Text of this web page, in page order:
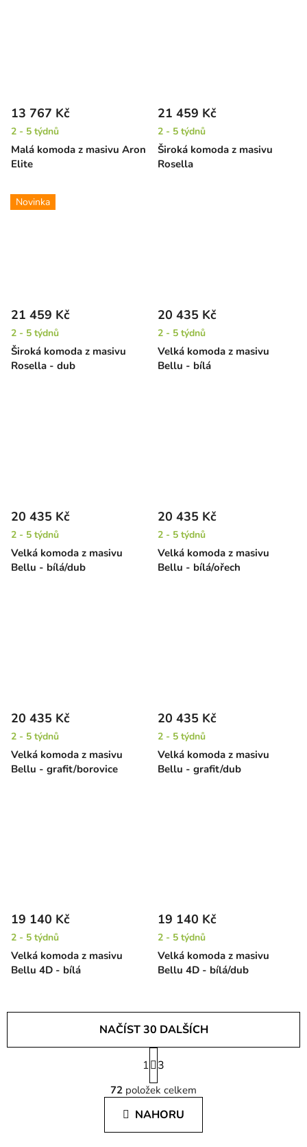
Malá komoda z masivu Aron
Elite
13 767 Kč
2 - 5 týdnů
Široká komoda z masivu
Rosella
21 459 Kč
2 - 5 týdnů
Novinka
Široká komoda z masivu
Rosella - dub
21 459 Kč
2 - 5 týdnů
Velká komoda z masivu
Bellu - bílá
20 435 Kč
2 - 5 týdnů
Velká komoda z masivu
Bellu - bílá/dub
20 435 Kč
2 - 5 týdnů
Velká komoda z masivu
Bellu - bílá/ořech
20 435 Kč
2 - 5 týdnů
Velká komoda z masivu
Bellu - grafit/borovice
20 435 Kč
2 - 5 týdnů
Velká komoda z masivu
Bellu - grafit/dub
20 435 Kč
2 - 5 týdnů
Velká komoda z masivu
Bellu 4D - bílá
19 140 Kč
2 - 5 týdnů
Velká komoda z masivu
Bellu 4D - bílá/dub
19 140 Kč
2 - 5 týdnů
O
v
l
á
d
NAČÍST 30 DALŠÍCH
S
t
r
á
k
o
1 3
72 položek celkem
NAHORU